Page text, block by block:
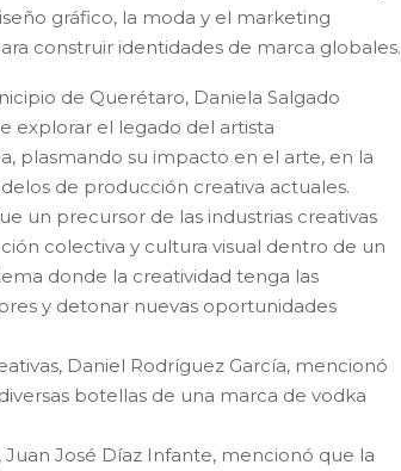
gráfico, la moda y el marketing
construir identidades de marca globales.
de Querétaro, Daniela Salgado
explorar el legado del artista
plasmando su impacto en el arte, en la
de producción creativa actuales.
un precursor de las industrias creativas
colectiva y cultura visual dentro de un
donde la creatividad tenga las
y detonar nuevas oportunidades
Daniel Rodríguez García, mencionó
botellas de una marca de vodka
José Díaz Infante, mencionó que la